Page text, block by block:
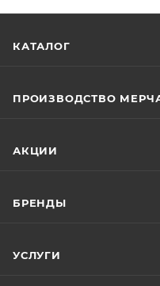
КАТАЛОГ
ПРОИЗВОДСТВО
АКЦИИ
БРЕНДЫ
УСЛУГИ